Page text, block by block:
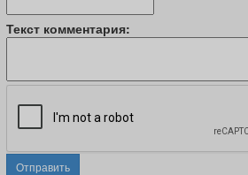
Текст комментария:
Отправить